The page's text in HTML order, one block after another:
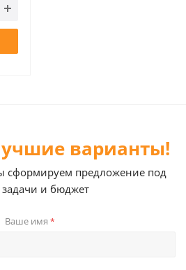
варианты!
сформируем предложение под
и бюджет
Ваше имя *